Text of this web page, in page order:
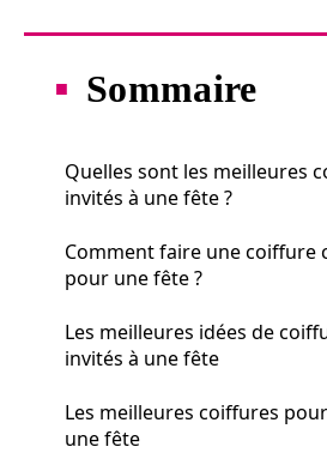
Sommaire
Quelles sont les meilleures
invités à une fête ?
Comment faire une coiffure
pour une fête ?
Les meilleures idées de
invités à une fête
Les meilleures coiffures
une fête